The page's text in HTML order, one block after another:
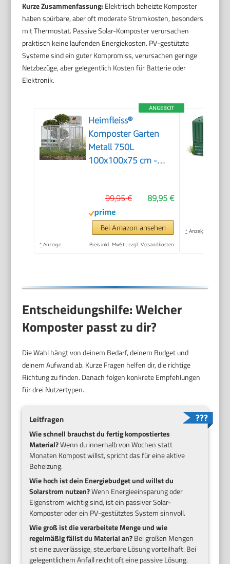
Kurze Zusammenfassung: Elektrisch beheizte Komposter
haben spürbare, aber oft moderate Stromkosten, besonders
mit Thermostat. Passive Solar-Komposter verursachen
praktisch keine laufenden Energiekosten. PV-gestützte
Systeme sind ein guter Kompromiss, verursachen geringe
Netzbezüge, aber gelegentlich Kosten für Batterie oder
Elektronik.
ANGEBOT
Heimfleiss®
Komposter Garten
Metall 750L
100x100x75 cm -
89,95 €
99,95 €
Bei Amazon ansehen
* Anzeige Preis inkl. MwSt., zzgl. Versandkosten
* Anzeige
Entscheidungshilfe: Welcher
Komposter passt zu dir?
Die Wahl hängt von deinem Bedarf, deinem Budget und
deinem Aufwand ab. Kurze Fragen helfen dir, die richtige
Richtung zu finden. Danach folgen konkrete Empfehlungen
für drei Nutzertypen.
Leitfragen
Wie schnell brauchst du fertig kompostiertes
Material?Wenn du innerhalb von Wochen statt
Monaten Kompost willst, spricht das für eine aktive
Beheizung.
Wie hoch ist dein Energiebudget und willst du
Solarstrom nutzen?Wenn Energieeinsparung oder
Eigenstrom wichtig sind, ist ein passiver Solar-
Komposter oder ein PV-gestütztes System sinnvoll.
Wie groß ist die verarbeitete Menge und wie
regelmäßig fällst du Material an?Bei großen Mengen
ist eine zuverlässige, steuerbare Lösung vorteilhaft. Bei
gelegentlichem Anfall reicht oft eine passive Lösung.